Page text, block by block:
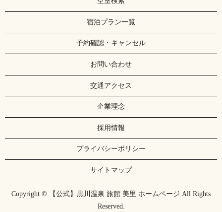
宿泊プラン一覧
予約確認・キャンセル
お問い合わせ
交通アクセス
企業理念
採用情報
プライバシーポリシー
サイトマップ
Copyright © 【公式】黒川温泉 旅館 美里 ホームページ All Rights
Reserved.